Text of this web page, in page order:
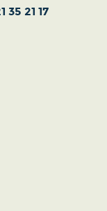
35 21 17